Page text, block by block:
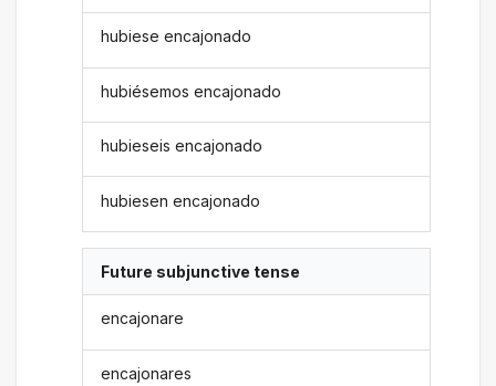
hubiese encajonado
hubiésemos encajonado
hubieseis encajonado
hubiesen encajonado
Future subjunctive tense
encajonare
encajonares